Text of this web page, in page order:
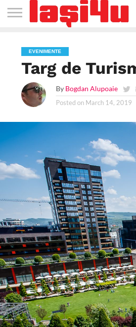
EVENIMENTE
Targ de
By Bogdan Alupoaie
Posted on March 14, 2019